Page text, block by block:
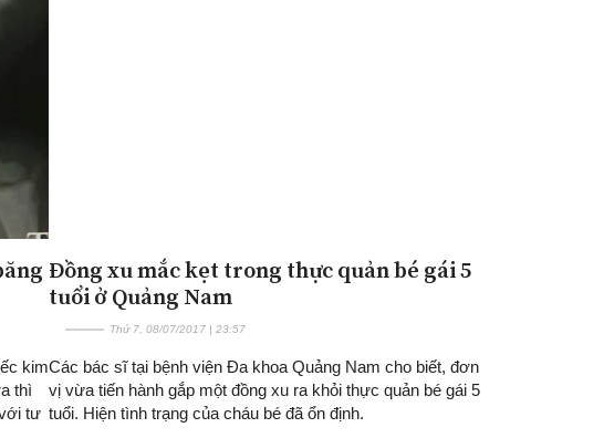
kim
thì
tư
Đồng xu mắc kẹt trong thực quản bé gái 5
tuổi ở Quảng Nam
Thứ 7, 08/07/2017 | 23:57
Các bác sĩ tại bệnh viện Đa khoa Quảng Nam cho biết, đơn
vị vừa tiến hành gắp một đồng xu ra khỏi thực quản bé gái 5
tuổi. Hiện tình trạng của cháu bé đã ổn định.